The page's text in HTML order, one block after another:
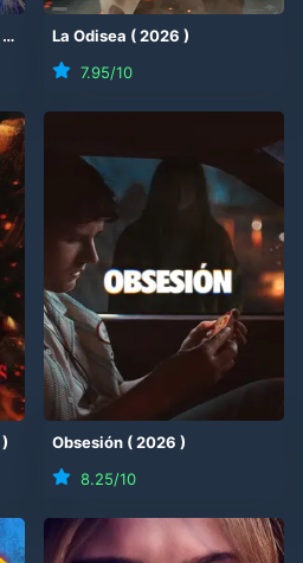
2026 La Odisea (2026 )
7.95/10
)
Obsesión (2026 )
8.25/10